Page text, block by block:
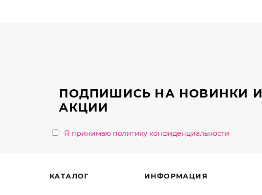
товара.
ПОДПИШИСЬ НА НОВИНКИ И
АКЦИИ
Я принимаю политику конфиденциальности
КАТАЛОГ ИНФОРМАЦИЯ